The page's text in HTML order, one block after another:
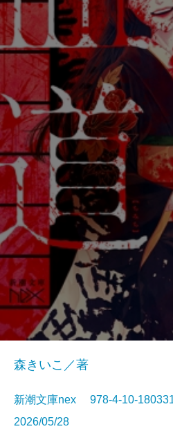
森きいこ／著
新潮文庫nex 978-4-10-
2026/05/28